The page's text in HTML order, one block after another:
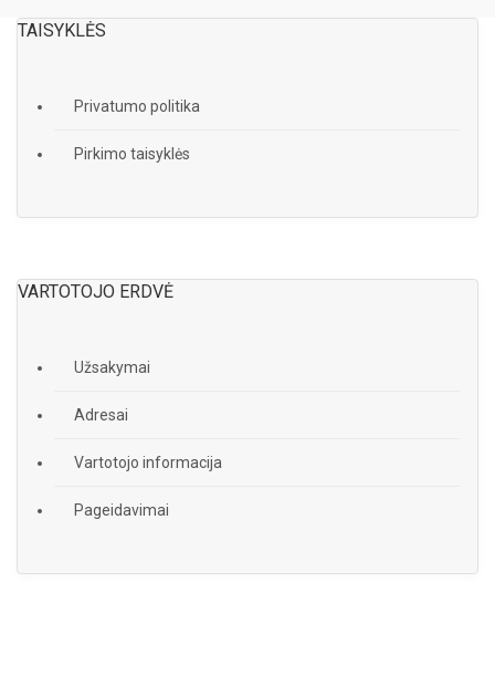
TAISYKLĖS
Privatumo politika
Pirkimo taisyklės
VARTOTOJO ERDVĖ
Užsakymai
Adresai
Vartotojo informacija
Pageidavimai